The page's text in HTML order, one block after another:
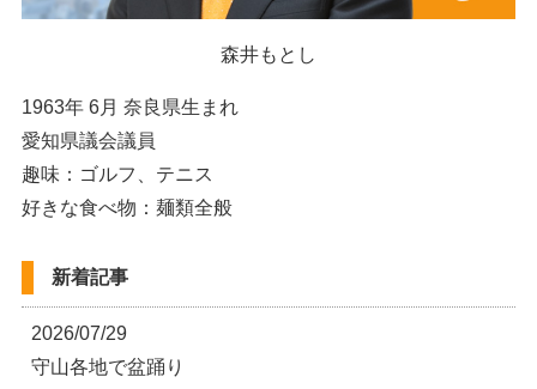
森井もとし
1963年 6月 奈良県生まれ
愛知県議会議員
趣味：ゴルフ、テニス
好きな食べ物：麺類全般
新着記事
2026/07/29
守山各地で盆踊り